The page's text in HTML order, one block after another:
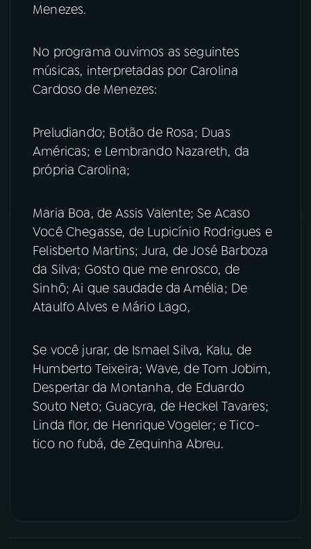
Menezes.
No programa ouvimos as seguintes
músicas, interpretadas por Carolina
Cardoso de Menezes:
Preludiando; Botão de Rosa; Duas
Américas; e Lembrando Nazareth, da
própria Carolina;
Maria Boa, de Assis Valente; Se Acaso
Você Chegasse, de Lupicínio Rodrigues e
Felisberto Martins; Jura, de José Barboza
da Silva; Gosto que me enrosco, de
Sinhô; Ai que saudade da Amélia; De
Ataulfo Alves e Mário Lago,
Se você jurar, de Ismael Silva, Kalu, de
Humberto Teixeira; Wave, de Tom Jobim,
Despertar da Montanha, de Eduardo
Souto Neto; Guacyra, de Heckel Tavares;
Linda flor, de Henrique Vogeler; e Tico-
tico no fubá, de Zequinha Abreu.